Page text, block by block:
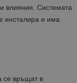
влияния. Системата
инсталира и има
се връщат в